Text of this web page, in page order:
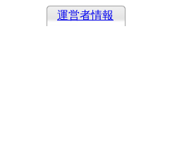
運営者情報